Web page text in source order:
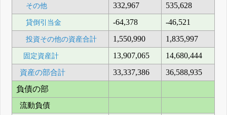
その他 332,967 535,628
貸倒引当金 -64,378 -46,521
投資その他の資産合計 1,550,990 1,835,997
固定資産計 13,907,065
14,680,444
資産の部合計
33,337,386
36,588,935
負債の部
流動負債